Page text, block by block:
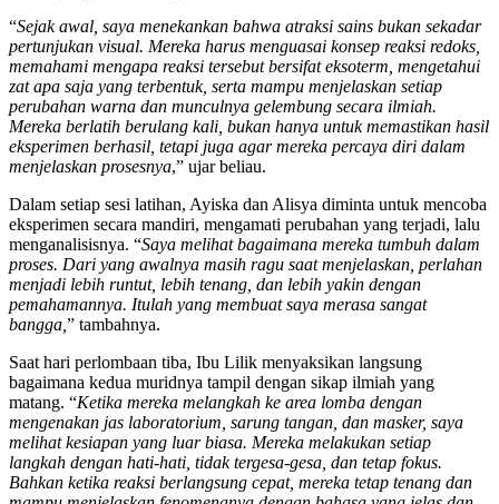
“Sejak awal, saya menekankan bahwa atraksi sains bukan sekadar
pertunjukan visual. Mereka harus menguasai konsep reaksi redoks,
memahami mengapa reaksi tersebut bersifat eksoterm, mengetahui
zat apa saja yang terbentuk, serta mampu menjelaskan setiap
perubahan warna dan munculnya gelembung secara ilmiah.
Mereka berlatih berulang kali, bukan hanya untuk memastikan hasil
eksperimen berhasil, tetapi juga agar mereka percaya diri dalam
menjelaskan prosesnya,” ujar beliau.
Dalam setiap sesi latihan, Ayiska dan Alisya diminta untuk mencoba
eksperimen secara mandiri, mengamati perubahan yang terjadi, lalu
menganalisisnya. “Saya melihat bagaimana mereka tumbuh dalam
proses. Dari yang awalnya masih ragu saat menjelaskan, perlahan
menjadi lebih runtut, lebih tenang, dan lebih yakin dengan
pemahamannya. Itulah yang membuat saya merasa sangat
bangga,” tambahnya.
Saat hari perlombaan tiba, Ibu Lilik menyaksikan langsung
bagaimana kedua muridnya tampil dengan sikap ilmiah yang
matang. “Ketika mereka melangkah ke area lomba dengan
mengenakan jas laboratorium, sarung tangan, dan masker, saya
melihat kesiapan yang luar biasa. Mereka melakukan setiap
langkah dengan hati-hati, tidak tergesa-gesa, dan tetap fokus.
Bahkan ketika reaksi berlangsung cepat, mereka tetap tenang dan